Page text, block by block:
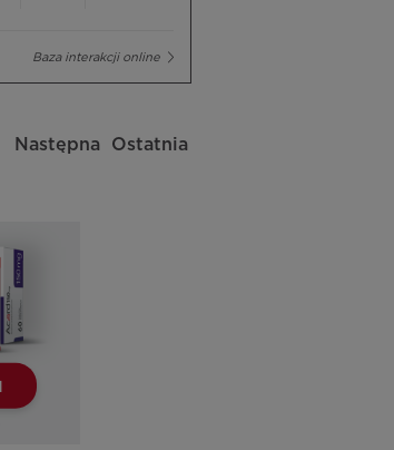
Baza interakcji online
Następna Ostatnia